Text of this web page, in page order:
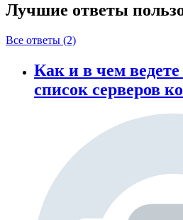
Лучшие ответы
Все ответы (2)
Как и в чем
список серверов